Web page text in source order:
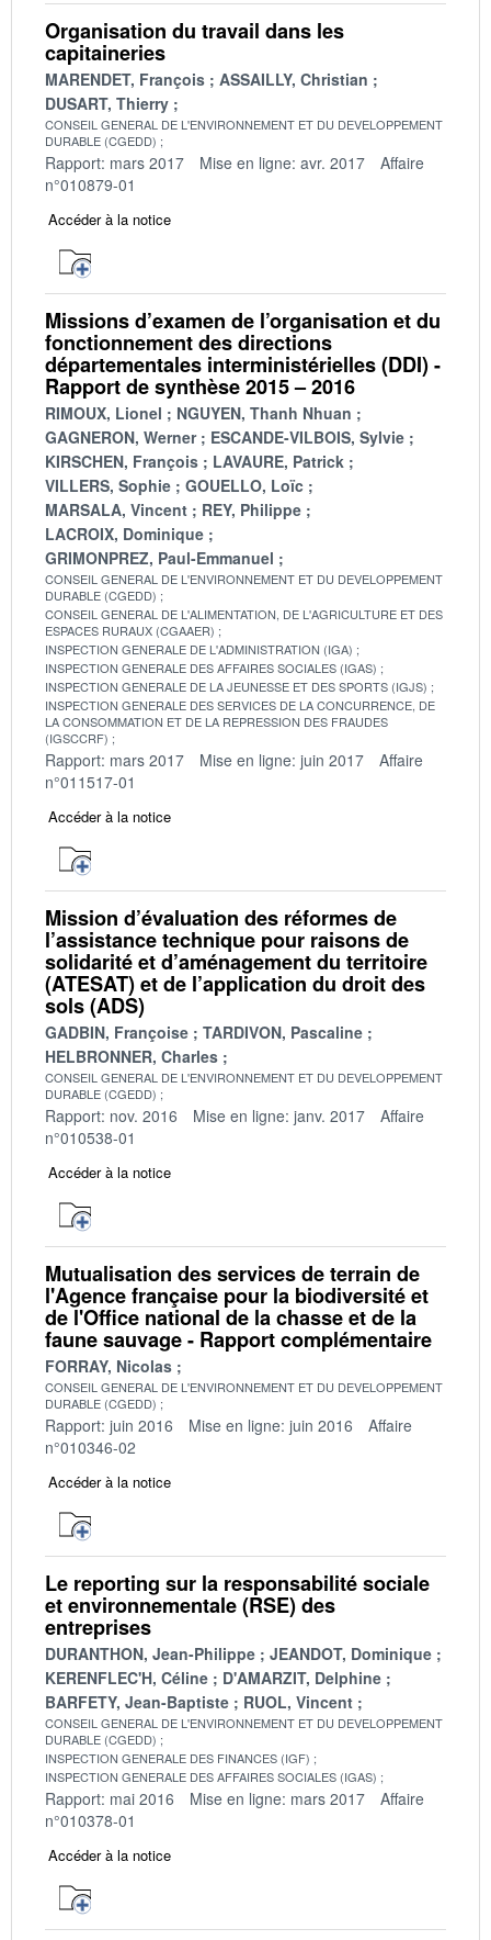
Organisation du travail dans les
capitaineries
MARENDET, François
ASSAILLY, Christian
DUSART, Thierry
CONSEIL GENERAL DE L'ENVIRONNEMENT ET DU DEVELOPPEMENT
DURABLE (CGEDD)
Rapport: mars 2017 Mise en ligne: avr. 2017
Affaire
n°010879-01
Accéder à la notice
Missions d’examen de l’organisation et du
fonctionnement des directions
départementales interministérielles (DDI) -
Rapport de synthèse 2015 – 2016
RIMOUX, Lionel
NGUYEN, Thanh Nhuan
GAGNERON, Werner
ESCANDE-VILBOIS, Sylvie
KIRSCHEN, François
LAVAURE, Patrick
VILLERS, Sophie
GOUELLO, Loïc
MARSALA, Vincent
REY, Philippe
LACROIX, Dominique
GRIMONPREZ, Paul-Emmanuel
CONSEIL GENERAL DE L'ENVIRONNEMENT ET DU DEVELOPPEMENT
DURABLE (CGEDD)
CONSEIL GENERAL DE L'ALIMENTATION, DE L'AGRICULTURE ET DES
ESPACES RURAUX (CGAAER)
INSPECTION GENERALE DE L'ADMINISTRATION (IGA)
INSPECTION GENERALE DES AFFAIRES SOCIALES (IGAS)
INSPECTION GENERALE DE LA JEUNESSE ET DES SPORTS (IGJS)
INSPECTION GENERALE DES SERVICES DE LA CONCURRENCE, DE
LA CONSOMMATION ET DE LA REPRESSION DES FRAUDES
(IGSCCRF)
Rapport: mars 2017 Mise en ligne: juin 2017
Affaire
n°011517-01
Accéder à la notice
Mission d’évaluation des réformes de
l’assistance technique pour raisons de
solidarité et d’aménagement du territoire
(ATESAT) et de l’application du droit des
sols (ADS)
GADBIN, Françoise
TARDIVON, Pascaline
HELBRONNER, Charles
CONSEIL GENERAL DE L'ENVIRONNEMENT ET DU DEVELOPPEMENT
DURABLE (CGEDD)
Rapport: nov. 2016 Mise en ligne: janv. 2017
Affaire
n°010538-01
Accéder à la notice
Mutualisation des services de terrain de
l'Agence française pour la biodiversité et
de l'Office national de la chasse et de la
faune sauvage - Rapport complémentaire
FORRAY, Nicolas
CONSEIL GENERAL DE L'ENVIRONNEMENT ET DU DEVELOPPEMENT
DURABLE (CGEDD)
Rapport: juin 2016 Mise en ligne: juin 2016
Affaire
n°010346-02
Accéder à la notice
Le reporting sur la responsabilité sociale
et environnementale (RSE) des
entreprises
DURANTHON, Jean-Philippe
JEANDOT, Dominique
KERENFLEC'H, Céline
D'AMARZIT, Delphine
BARFETY, Jean-Baptiste
RUOL, Vincent
CONSEIL GENERAL DE L'ENVIRONNEMENT ET DU DEVELOPPEMENT
DURABLE (CGEDD)
INSPECTION GENERALE DES FINANCES (IGF)
INSPECTION GENERALE DES AFFAIRES SOCIALES (IGAS)
Rapport: mai 2016 Mise en ligne: mars 2017
Affaire
n°010378-01
Accéder à la notice